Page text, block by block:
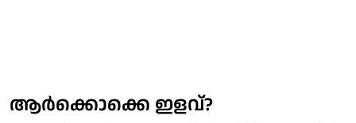
ആർക്കൊക്കെ ഇളവ്?